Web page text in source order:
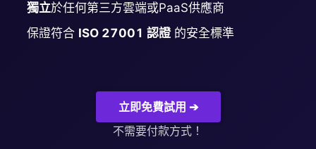
Kafka
Kubernetes Control Plane
獨立於任何第三方雲端或PaaS供應商
保證符合 ISO 27001 認證的安全標準
立即免費試用 ➔
不需要付款方式！